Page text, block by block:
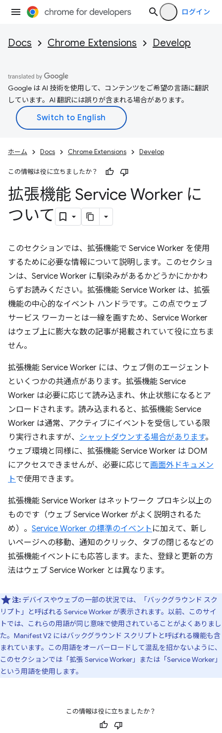
ログイン
Docs Chrome Extensions Develop
Google は AI 技術を使用して、コンテンツをご希望の言語に翻訳
しています。AI 翻訳には誤りが含まれる場合があります。
ホーム Docs Chrome Extensions Develop
この情報は役に立ちましたか？
拡張機能 Service Worker に
ついて
このセクションでは、拡張機能で Service Worker を使用
するために必要な情報について説明します。このセクショ
ンは、Service Worker に馴染みがあるかどうかにかかわ
らずお読みください。拡張機能 Service Worker は、拡張
機能の中心的なイベント ハンドラです。この点でウェブ
サービス ワーカーとは一線を画すため、Service Worker
はウェブ上に膨大な数の記事が掲載されていて役に立ちま
せん。
拡張機能 Service Worker には、ウェブ側のエージェント
といくつかの共通点があります。拡張機能 Service
Worker は必要に応じて読み込まれ、休止状態になるとア
ンロードされます。読み込まれると、拡張機能 Service
Worker は通常、アクティブにイベントを受信している限
り実行されますが、 シャットダウンする場合があります。
ウェブ環境と同様に、拡張機能 Service Worker は DOM
にアクセスできませんが、必要に応じて画面外ドキュメン
トで使用できます。
拡張機能 Service Worker はネットワーク プロキシ以上の
ものです（ウェブ Service Worker がよく説明されるた
め）。 Service Worker の標準のイベント に加えて、新し
いページへの移動、通知のクリック、タブの閉じるなどの
拡張機能イベントにも応答します。また、登録と更新の方
法はウェブ Service Worker とは異なります。
注: デバイスやウェブの一部の状況では、「バックグラウンド スク
リプト」と呼ばれる Service Worker が表示されます。以前、このサイ
トでは、これらの用語が同じ意味で使用されていることがよくありまし
た。Manifest V2 にはバックグラウンド スクリプトと呼ばれる機能も含
まれています。この用語をオーバーロードして混乱を招かないように、
このセクションでは「拡張 Service Worker」または「Service Worker」
という用語を使用します。
この情報は役に立ちましたか？